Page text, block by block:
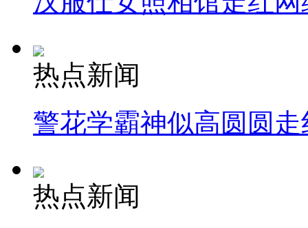
热点新闻
警花学霸神似高圆圆走
热点新闻